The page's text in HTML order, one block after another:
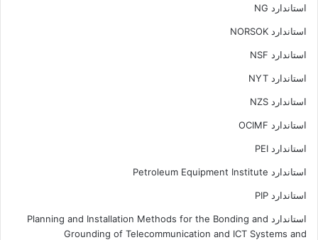
استاندارد NG
استاندارد NORSOK
استاندارد NSF
استاندارد NYT
استاندارد NZS
استاندارد OCIMF
استاندارد PEI
استاندارد Petroleum Equipment Institute
استاندارد PIP
استاندارد Planning and Installation Methods for the Bonding and
Grounding of Telecommunication and ICT Systems and